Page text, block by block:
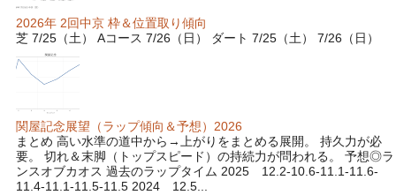
2026年 2回中京 枠＆位置取り傾向
芝 7/25（土） Aコース 7/26（日） ダート 7/25（土） 7/26（日）
関屋記念展望（ラップ傾向＆予想）2026
まとめ 高い水準の道中から→上がりをまとめる展開。 持久力が必
要。 切れ＆末脚（トップスピード）の持続力が問われる。 予想◎ラ
ンスオブカオス 過去のラップタイム 2025 12.2-10.6-11.1-11.6-
11.4-11.1-11.5-11.5 2024 12.5...